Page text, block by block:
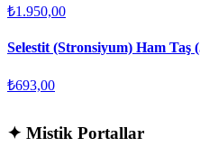
₺1.950,00
Selestit (Stronsiyum) Ham Taş
₺693,00
✦ Mistik Portallar